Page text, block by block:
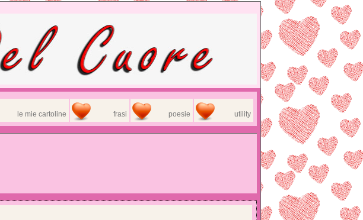
le mie cartoline frasi poesie utility